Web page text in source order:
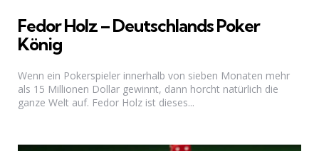
Fedor Holz – Deutschlands Poker
König
Wenn ein Pokerspieler innerhalb von sieben Monaten mehr
als 15 Millionen Dollar gewinnt, dann horcht natürlich die
ganze Welt auf. Fedor Holz ist dieses...